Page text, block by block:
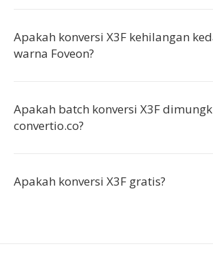
Apakah konversi X3F kehilangan
warna Foveon?
Apakah batch konversi X3F
convertio.co?
Apakah konversi X3F gratis?